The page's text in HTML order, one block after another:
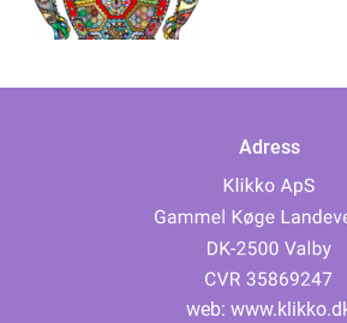
Adress
web: